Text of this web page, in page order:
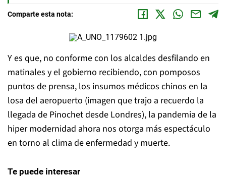
Comparte esta nota:
Y es que, no conforme con los alcaldes desfilando en
matinales y el gobierno recibiendo, con pomposos
puntos de prensa, los insumos médicos chinos en la
losa del aeropuerto (imagen que trajo a recuerdo la
llegada de Pinochet desde Londres), la pandemia de la
hiper modernidad ahora nos otorga más espectáculo
en torno al clima de enfermedad y muerte.
Te puede interesar